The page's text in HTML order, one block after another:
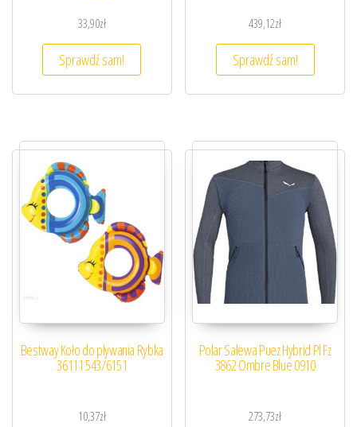
33,90zł
Sprawdź sam!
439,12zł
Sprawdź sam!
Bestway Koło do pływania Rybka
36111 543/6151
10,37zł
Polar Salewa Puez Hybrid Pl Fz
3862 Ombre Blue 0910
273,73zł